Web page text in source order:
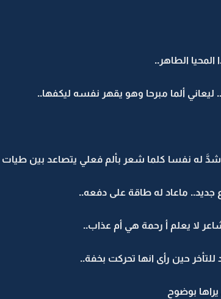
الطاهر..
ألما مبرحا وهو يقهر نفسه ليكفها..
له نفسا كلما شعر بألم فعلي يتصاعد بين طيات
جديد.. ماعاد له طاقة على دفعه..
لا يعلم أ رحمة هي أم عذاب..
حين رأى انها تحركت بخفة..
بوضوح